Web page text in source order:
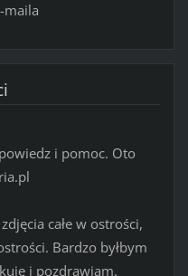
maila
i pomoc. Oto
całe w ostrości,
Bardzo byłbym
i pozdrawiam.